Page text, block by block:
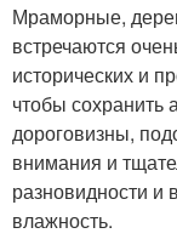
Мраморные,
встречаются
исторических и
чтобы сохранить
дороговизны,
внимания и
разновидности
влажность.